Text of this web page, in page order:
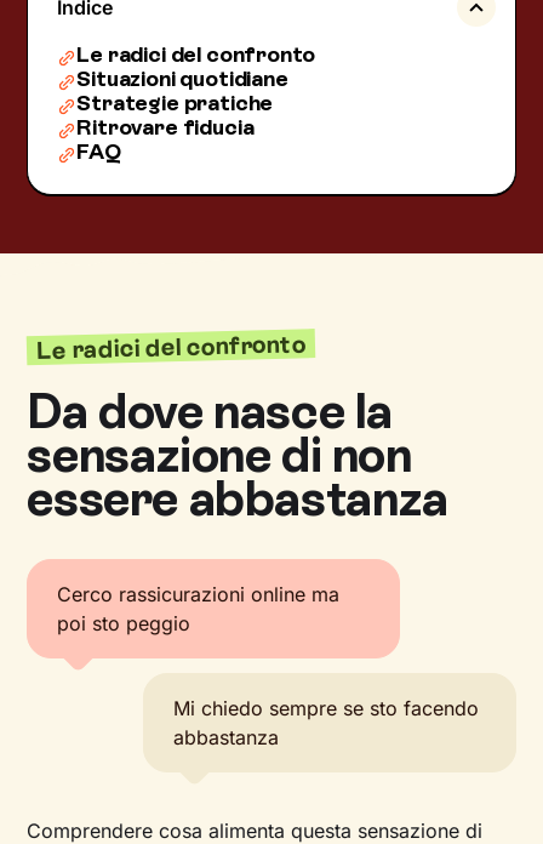
Indice
Le radici del confronto
Situazioni quotidiane
Strategie pratiche
Ritrovare fiducia
FAQ
Le radici del confronto
Da dove nasce la
sensazione di non
essere abbastanza
Cerco rassicurazioni online ma
poi sto peggio
Mi chiedo sempre se sto facendo
abbastanza
Comprendere cosa alimenta questa sensazione di